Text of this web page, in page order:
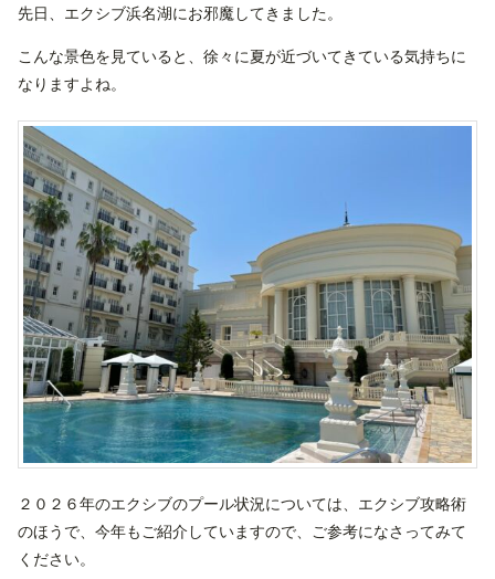
先日、エクシブ浜名湖にお邪魔してきました。
こんな景色を見ていると、徐々に夏が近づいてきている気持ちに
なりますよね。
２０２６年のエクシブのプール状況については、エクシブ攻略術
のほうで、今年もご紹介していますので、ご参考になさってみて
ください。